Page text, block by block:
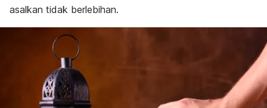
asalkan tidak berlebihan.